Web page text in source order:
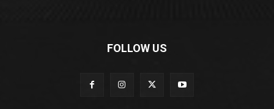
FOLLOW US